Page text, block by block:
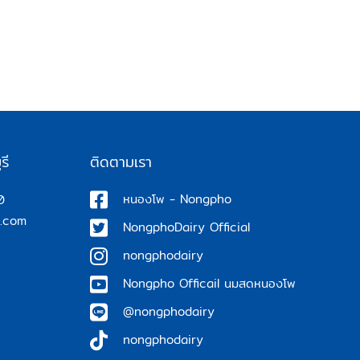
ติดตามเรา
หนองโพ - Nongpho
NongphoDairy Official
nongphodairy
Nongpho Officail นมสดหนองโพ
@nongphodairy
nongphodairy